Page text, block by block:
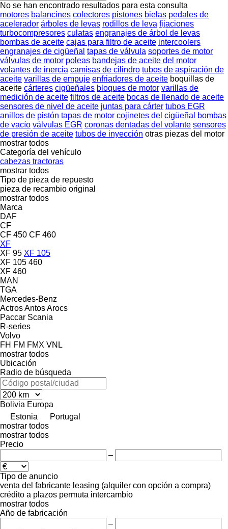
No se han encontrado resultados para esta consulta
motores balancines colectores pistones bielas pedales de
acelerador árboles de levas rodillos de leva fijaciones
turbocompresores culatas engranajes de árbol de levas
bombas de aceite cajas para filtro de aceite intercoolers
engranajes de cigüeñal tapas de válvula soportes de motor
válvulas de motor poleas bandejas de aceite del motor
volantes de inercia camisas de cilindro tubos de aspiración de
aceite varillas de empuje enfriadores de aceite boquillas de
aceite cárteres cigüeñales bloques de motor varillas de
medición de aceite filtros de aceite bocas de llenado de aceite
sensores de nivel de aceite juntas para cárter tubos EGR
anillos de pistón tapas de motor cojinetes del cigüeñal
bombas
de vacío válvulas EGR coronas dentadas del volante sensores
de presión de aceite tubos de inyección otras piezas del motor
mostrar todos
Categoría del vehículo
cabezas tractoras
mostrar todos
Tipo de pieza de repuesto
pieza de recambio original
mostrar todos
Marca
DAF
CF
CF 450 CF 460
XF
XF 95 XF 105
XF 105 460
XF 460
MAN
TGA
Mercedes-Benz
ActrosAntosArocs
Paccar Scania
R-series
Volvo
FH FM FMX VNL
mostrar todos
Ubicación
Radio de búsqueda
Bolivia Europa
Estonia
Portugal
mostrar todos
mostrar todos
Precio
–
Tipo de anuncio
venta del fabricante leasing (alquiler con opción a compra)
crédito a plazos permuta intercambio
mostrar todos
Año de fabricación
–